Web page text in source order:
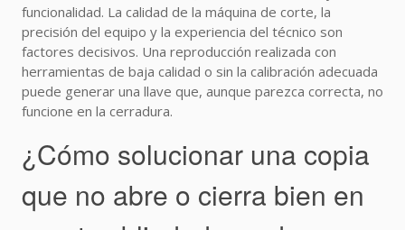
funcionalidad. La calidad de la máquina de corte, la
precisión del equipo y la experiencia del técnico son
factores decisivos. Una reproducción realizada con
herramientas de baja calidad o sin la calibración adecuada
puede generar una llave que, aunque parezca correcta, no
funcione en la cerradura.
¿Cómo solucionar una copia
que no abre o cierra bien en